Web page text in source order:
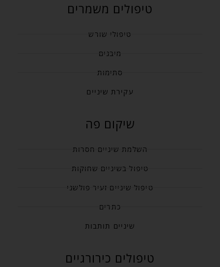
טיפולים משמרים
טיפולי שורש
מיבנים
סתימות
עקירת שיניים
שיקום פה
השלמת שיניים חסרות
טיפול בשיניים שחוקות
טיפול שיניים זעיר פולשני
כתרים
שיניים תותבות
טיפולים כירורגיים